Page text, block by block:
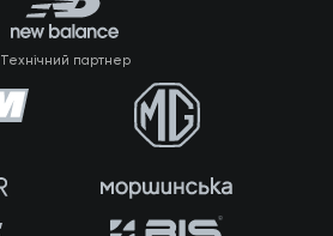
Технічний партнер